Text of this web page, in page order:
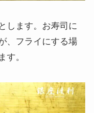
します。お寿司に
、フライにする場
す。